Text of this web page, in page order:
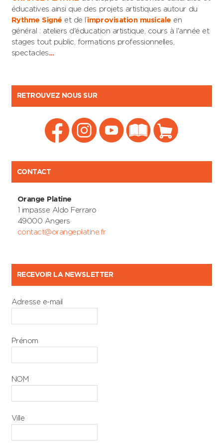
éducatives ainsi que des projets artistiques autour du
Rythme Signé et de l’improvisation musicale en
général : ateliers d'éducation artistique, cours à l'année et
stages tout public, formations professionnelles,
spectacles...
RETROUVEZ NOUS SUR
CONTACT
Orange Platine
1 impasse Aldo Ferraro
49000 Angers
contact@orangeplatine.fr
RECEVOIR LA NEWSLETTER
Adresse e-mail
Prénom
NOM
Ville